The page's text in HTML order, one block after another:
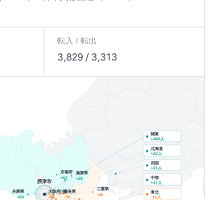
転入 / 転出
3,829/ 3,313
京都府
+67
兵庫県
+54
滋賀県
+26
大阪府(他)
-23
三重県
-28
奈良県
-70
摂津市
関東
+499人
北海道
+32人
四国
+21人
中部
+17人
東北
-13人